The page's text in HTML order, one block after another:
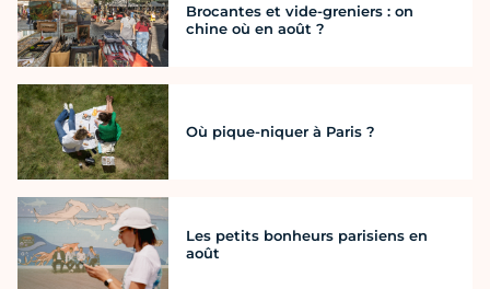
Brocantes et vide-greniers : on
chine où en août ?
Où pique-niquer à Paris ?
Les petits bonheurs parisiens en
août